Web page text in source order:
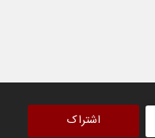
اشتراک